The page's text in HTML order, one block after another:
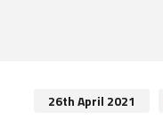
26th April 2021